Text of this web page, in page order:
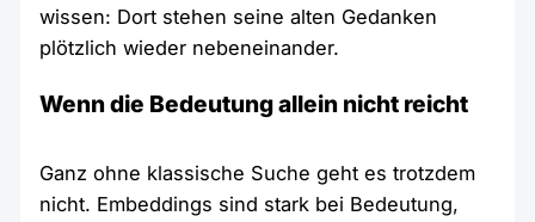
wissen: Dort stehen seine alten Gedanken
plötzlich wieder nebeneinander.
Wenn die Bedeutung allein nicht reicht
Ganz ohne klassische Suche geht es trotzdem
nicht. Embeddings sind stark bei Bedeutung,